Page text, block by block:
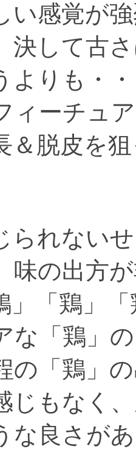
い感覚が
決して古
よりも・
ィーチュ
＆脱皮を
られない
味の出方
」「鶏」
な「鶏」
の「鶏」
じもなく
な良さが